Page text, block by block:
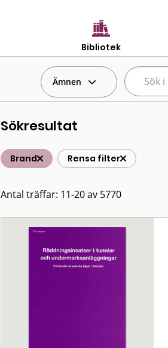
Bibliotek
Ämnen
Sökresultat
Brand Rensa filter
Antal träffar: 11-20 av 5770